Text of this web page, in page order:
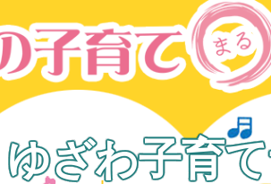
ゆざわ子育